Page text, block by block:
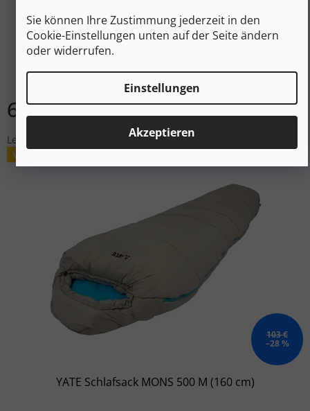
Sie können Ihre Zustimmung jederzeit in den
Cookie-Einstellungen unten auf der Seite ändern
oder widerrufen.
Einstellungen
Akzeptieren
YATE Schlafsack MONS 200 M (180 cm) - links
Auf Lager
65 € In den Warenkorb
Leichter Sommerschlafsack.
Verkauf
103 €
–28 %
YATE Schlafsack MONS 500 M (160 cm)